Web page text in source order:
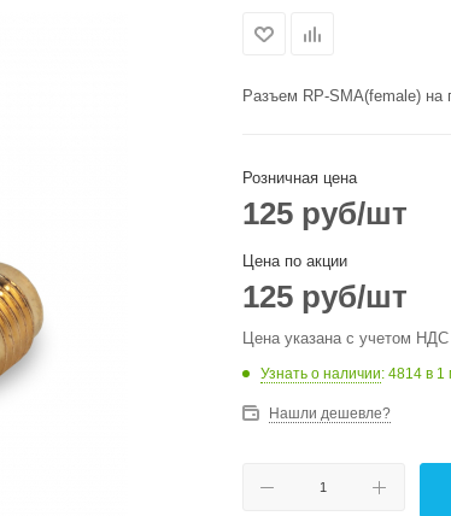
Разъем RP-SМА(female) на
Розничная цена
125 руб/шт
Цена по акции
125 руб/шт
Цена указана с учетом НДС
Узнать о наличии: 4814 в 1
Нашли дешевле?